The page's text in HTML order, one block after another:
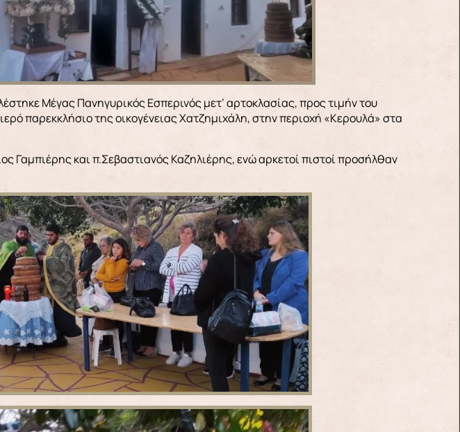
παρεκκλήσιο της οικογένειας Χατζημιχάλη, στην περιοχή «Κερουλά» στα
Γαμπιέρης και π.Σεβαστιανός Καζηλιέρης, ενώ αρκετοί πιστοί προσήλθαν